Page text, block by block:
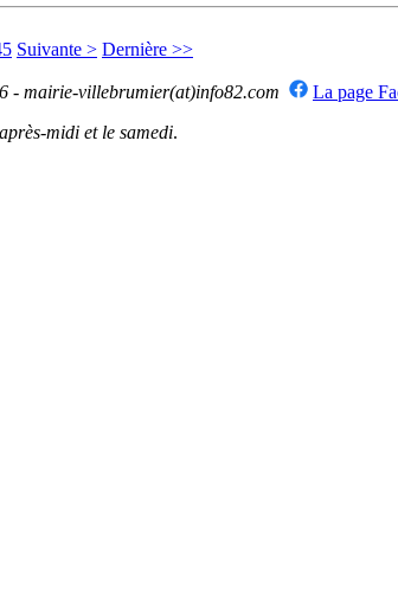
Suivante > Dernière >>
- mairie-villebrumier(at)info82.com
La page
midi et le samedi.